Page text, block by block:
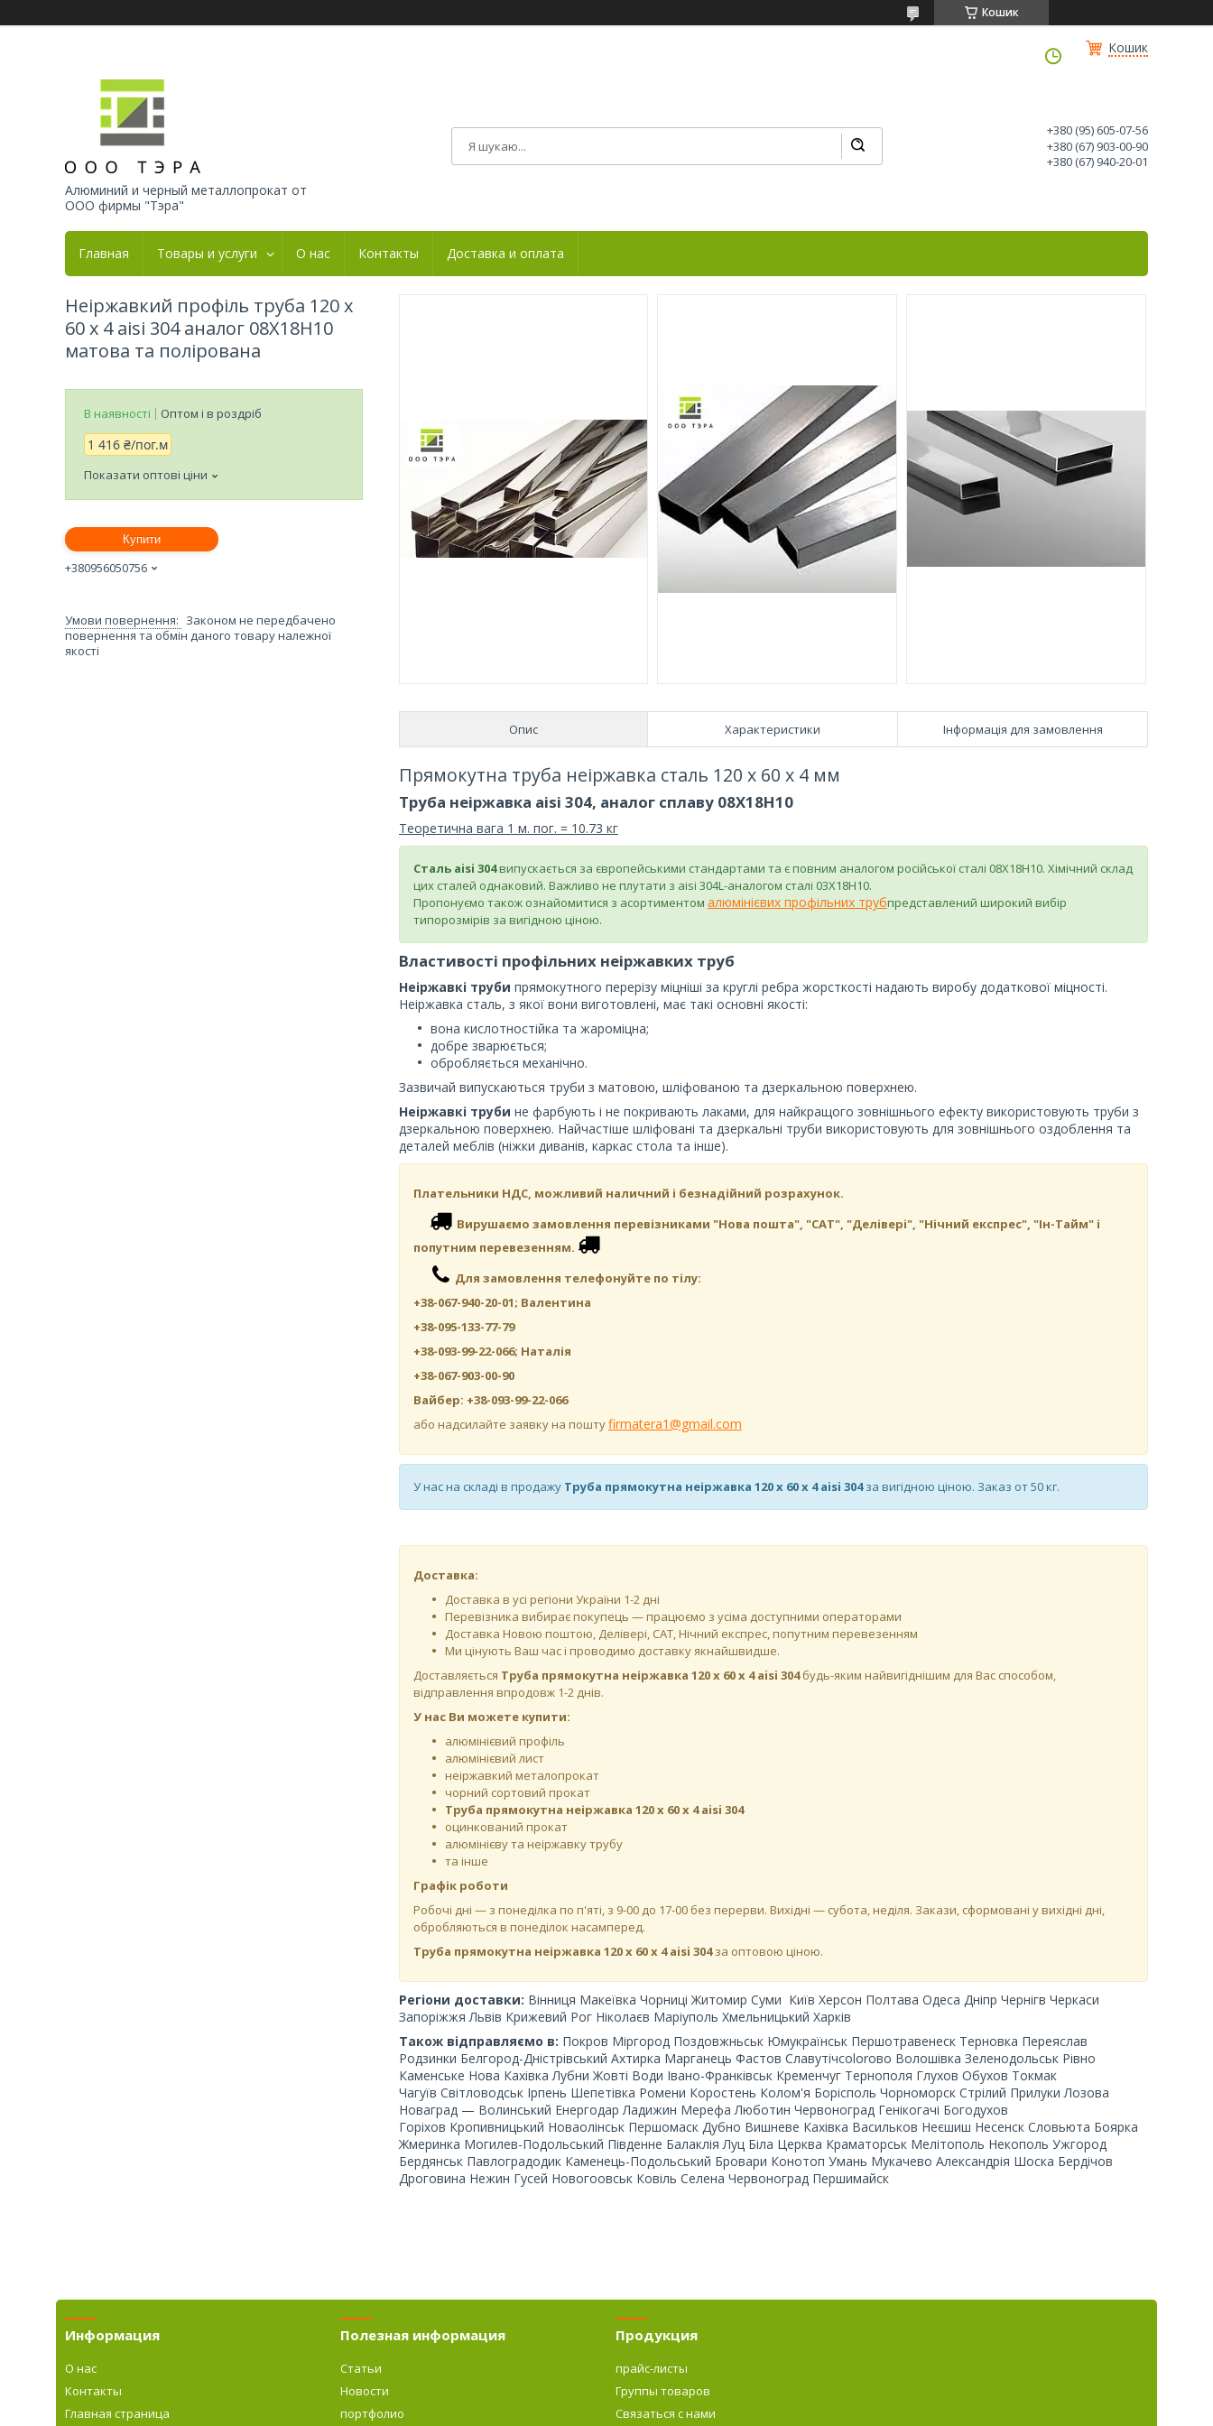
Кошик
Кошик
Алюминий и черный металлопрокат от
ООО фирмы "Тэра"
+380 (95) 605-07-56
+380 (67) 903-00-90
+380 (67) 940-20-01
Главная Товары и услуги О нас Контакты Доставка и оплата
Опис Характеристики Інформація для замовлення
Прямокутна труба неіржавка сталь 120 х 60 х 4 мм
Труба неіржавка aisi 304, аналог сплаву 08Х18Н10
Теоретична вага 1 м. пог. = 10.73 кг
Сталь aisi 304випускається за європейськими стандартами та є повним аналогом російської сталі 08Х18Н10. Хімічний склад
цих сталей однаковий. Важливо не плутати з aisi 304L-аналогом сталі 03Х18Н10.
Пропонуємо також ознайомитися з асортиментом алюмінієвих профільних трубпредставлений широкий вибір
типорозмірів за вигідною ціною.
Властивості профільних неіржавких труб
Неіржавкі труби прямокутного перерізу міцніші за круглі ребра жорсткості надають виробу додаткової міцності.
Неіржавка сталь, з якої вони виготовлені, має такі основні якості:
вона кислотностійка та жароміцна;
добре зварюється;
обробляється механічно.
Зазвичай випускаються труби з матовою, шліфованою та дзеркальною поверхнею.
Неіржавкі труби не фарбують і не покривають лаками, для найкращого зовнішнього ефекту використовують труби з
дзеркальною поверхнею. Найчастіше шліфовані та дзеркальні труби використовують для зовнішнього оздоблення та
деталей меблів (ніжки диванів, каркас стола та інше).
Плательники НДС, можливий наличний і безнадійний розрахунок.
Вирушаємо замовлення перевізниками "Нова пошта", "САТ", "Делівері", "Нічний експрес", "Ін-Тайм" і
попутним перевезенням.
Для замовлення телефонуйте по тілу:
+38-067-940-20-01; Валентина
+38-095-133-77-79
+38-093-99-22-066; Наталія
+38-067-903-00-90
Вайбер: +38-093-99-22-066
або надсилайте заявку на поштуfirmatera1@gmail.com
У нас на складі в продажу Труба прямокутна неіржавка 120 х 60 х 4 aisi 304за вигідною ціною. Заказ от 50 кг.
Доставка:
Доставка в усі регіони України 1-2 дні
Перевізника вибирає покупець — працюємо з усіма доступними операторами
Доставка Новою поштою, Делівері, САТ, Нічний експрес, попутним перевезенням
Ми цінують Ваш час і проводимо доставку якнайшвидше.
Доставляється Труба прямокутна неіржавка 120 х 60 х 4 aisi 304будь-яким найвигіднішим для Вас способом,
відправлення впродовж 1-2 днів.
У нас Ви можете купити:
алюмінієвий профіль
алюмінієвий лист
неіржавкий металопрокат
чорний сортовий прокат
Труба прямокутна неіржавка 120 х 60 х 4 aisi 304
оцинкований прокат
алюмінієву та неіржавку трубу
та інше
Графік роботи
Робочі дні — з понеділка по п'яті, з 9-00 до 17-00 без перерви. Вихідні — субота, неділя. Закази, сформовані у вихідні дні,
обробляються в понеділок насамперед.
Труба прямокутна неіржавка 120 х 60 х 4 aisi 304за оптовою ціною.
Регіони доставки: Вінниця Макеївка Чорниці Житомир Суми Київ Херсон Полтава Одеса Дніпр Чернігв Черкаси
Запоріжжя Львів Крижевий Рог Ніколаєв Маріуполь Хмельницький Харків
Також відправляємо в: Покров Міргород Поздовжньськ Юмукраїнськ Першотравенеск Терновка Переяслав
Родзинки Белгород-Дністрівський Ахтирка Марганець Фастов Славутічcolorово Волошівка Зеленодольськ Рівно
Каменське Нова Кахівка Лубни Жовті Води Івано-Франківськ Кременчуг Тернополя Глухов Обухов Токмак
Чагуїв Світловодськ Ірпень Шепетівка Ромени Коростень Колом'я Борісполь Чорноморск Стрілий Прилуки Лозова
Новаград — Волинський Енергодар Ладижин Мерефа Люботин Червоноград Генікогачі Богодухов
Горіхов Кропивницький Новаолінськ Першомаск Дубно Вишневе Кахівка Васильков Неєшиш Несенск Словьюта Боярка
Жмеринка Могилев-Подольський Південне Балаклія Луц Біла Церква Краматорськ Мелітополь Некополь Ужгород
Бердянськ Павлоградодик Каменець-Подольський Бровари Конотоп Умань Мукачево Александрія Шоска Бердічов
Дроговина Нежин Гусей Новогоовськ Ковіль Селена Червоноград Першимайск
Неіржавкий профіль труба 120 х
60 х 4 aisi 304 аналог 08Х18Н10
матова та полірована
В наявності Оптом і в роздріб
1 416 ₴/пог.м
Показати оптові ціни
Купити
+380956050756
Законом не передбачено
повернення та обмін даного товару належної
якості
Информация
О нас
Контакты
Главная страница
Полезная информация
Статьи
Новости
портфолио
Продукция
прайс-листы
Группы товаров
Связаться с нами